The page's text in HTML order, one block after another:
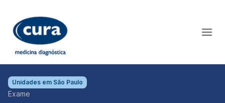
Unidades em São Paulo
Exame